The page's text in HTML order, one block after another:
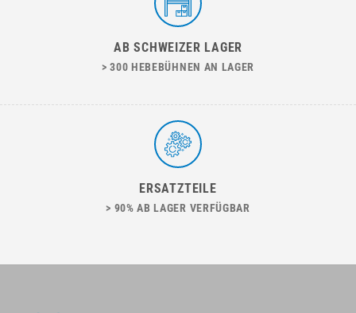
AB SCHWEIZER LAGER
> 300 HEBEBÜHNEN AN LAGER
ERSATZTEILE
> 90% AB LAGER VERFÜGBAR